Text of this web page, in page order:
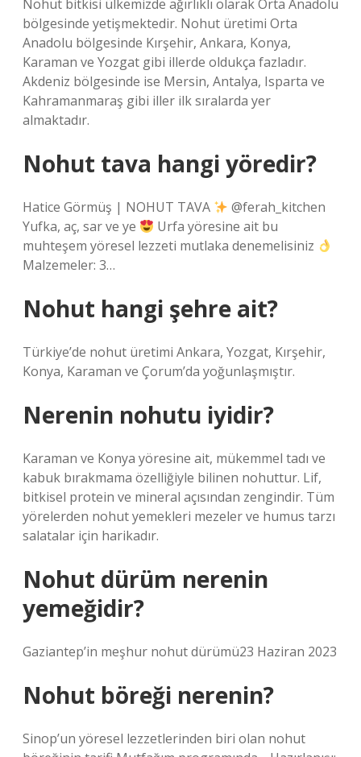
Nohut bitkisi ülkemizde ağırlıklı olarak Orta Anadolu
bölgesinde yetişmektedir. Nohut üretimi Orta
Anadolu bölgesinde Kırşehir, Ankara, Konya,
Karaman ve Yozgat gibi illerde oldukça fazladır.
Akdeniz bölgesinde ise Mersin, Antalya, Isparta ve
Kahramanmaraş gibi iller ilk sıralarda yer
almaktadır.
Nohut tava hangi yöredir?
Hatice Görmüş | NOHUT TAVA
@ferah_kitchen
Yufka, aç, sar ve ye
Urfa yöresine ait bu
muhteşem yöresel lezzeti mutlaka denemelisiniz
Malzemeler: 3…
Nohut hangi şehre ait?
Türkiye’de nohut üretimi Ankara, Yozgat, Kırşehir,
Konya, Karaman ve Çorum’da yoğunlaşmıştır.
Nerenin nohutu iyidir?
Karaman ve Konya yöresine ait, mükemmel tadı ve
kabuk bırakmama özelliğiyle bilinen nohuttur. Lif,
bitkisel protein ve mineral açısından zengindir. Tüm
yörelerden nohut yemekleri mezeler ve humus tarzı
salatalar için harikadır.
Nohut dürüm nerenin
yemeğidir?
Gaziantep’in meşhur nohut dürümü23 Haziran 2023
Nohut böreği nerenin?
Sinop’un yöresel lezzetlerinden biri olan nohut